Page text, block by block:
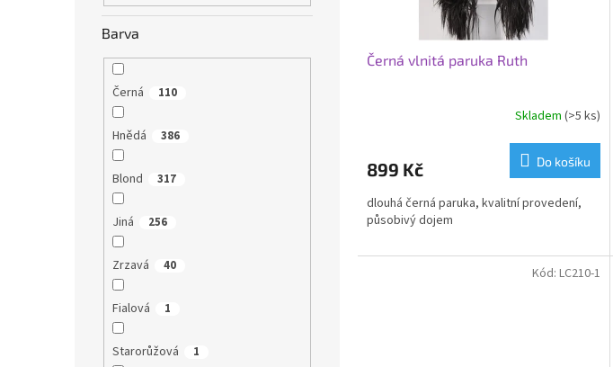
Barva
Černá 110
Hnědá 386
Blond 317
Jiná 256
Zrzavá 40
Fialová 1
Starorůžová 1
Černá vlnitá paruka Ruth
Skladem (>5 ks)
899 Kč Do košíku
dlouhá černá paruka, kvalitní provedení,
působivý dojem
Kód: LC210-1